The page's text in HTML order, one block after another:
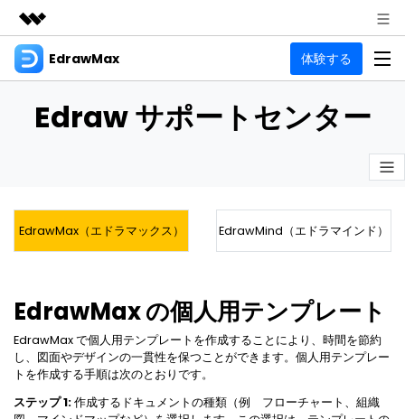
製品
ユーティリティ
法人・教育・パートナー
サポート
EdrawMax 体験する
製品
フローチャート Hot
電気回路図
P&ID
思考整理
マインドマップ
リソース
作図・思考整理に関するプロ記事
オンラインAIツール
AIマインドマップ自動作成 >
最新情報
ガイド
EdrawMax > EdrawMind >
更新履歴
法人向け
EdrawMax
Edraw サポートセンター
EdrawMax（エドラマックス） EdrawMind（エドラマインド）
EdrawMax の個人用テンプレート
EdrawMax で個人用テンプレートを作成することにより、時間を節約
し、図面やデザインの一貫性を保つことができます。個人用テンプレー
トを作成する手順は次のとおりです。
ステップ 1:作成するドキュメントの種類（例 フローチャート、組織